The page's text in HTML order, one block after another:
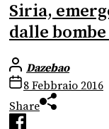
Siria,
dalle
Dazebao
8 Febbraio 2016
Share